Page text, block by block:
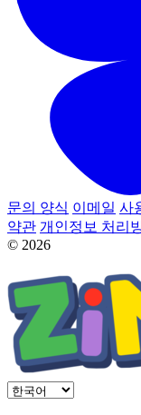
문의 양식 이메일 사
약관 개인정보 처리
© 2026